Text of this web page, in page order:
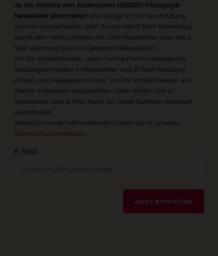
Ja, ich möchte den kostenlosen HERDER-Pädagogik-
Newsletter abonnieren und willige in die Verwendung
meiner Kontaktdaten zum Zweck des E-Mail-Marketings
durch den Verlag Herder ein. Den Newsletter oder die E-
Mail-Werbung kann ich jederzeit abbestellen.
Ich bin einverstanden, dass mein personenbezogenes
Nutzungsverhalten in Newsletter und E-Mail-Werbung
erfasst und ausgewertet wird, um die Inhalte besser auf
meine Interessen auszurichten. Über einen Link in
Newsletter oder E-Mail kann ich diese Funktion jederzeit
ausschalten.
Weiterführende Informationen finden Sie in unseren
Datenschutzhinweisen
E-Mail
Jetzt anmelden